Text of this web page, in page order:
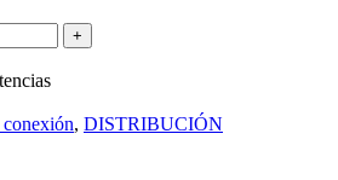
, DISTRIBUCIÓN